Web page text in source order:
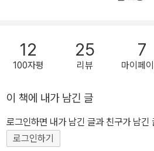
12
100자평
25
리뷰
7
마이페
이 책에 내가 남긴 글
로그인하면 내가 남긴 글과 친구가 남긴
로그인하기